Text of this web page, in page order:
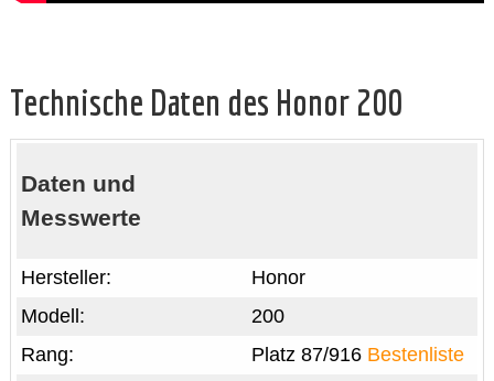
Technische Daten des Honor 200
Daten und
Messwerte
Honor
Hersteller:
200
Modell:
Platz 87/916 Bestenliste
Rang: